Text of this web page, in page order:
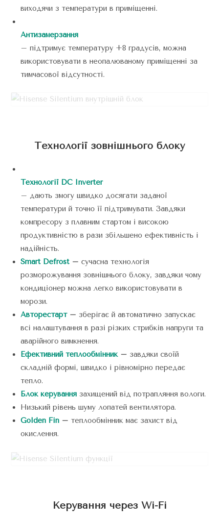
виходячи з температури в приміщенні.
Антизамерзання
– підтримує температуру +8 градусів, можна
використовувати в неопалюваному приміщенні за
тимчасової відсутності.
Технології зовнішнього блоку
Технології DC Inverter
– дають змогу швидко досягати заданої
температури й точно її підтримувати. Завдяки
компресору з плавним стартом і високою
продуктивністю в рази збільшено ефективність і
надійність.
Smart Defrost– сучасна технологія
розморожування зовнішнього блоку, завдяки чому
кондиціонер можна легко використовувати в
морози.
Авторестарт– зберігає й автоматично запускає
всі налаштування в разі різких стрибків напруги та
аварійного вимкнення.
Ефективний теплообмінник– завдяки своїй
складній формі, швидко і рівномірно передає
тепло.
Блок керування захищений від потрапляння вологи.
Низький рівень шуму лопатей вентилятора.
Golden Fin – теплообмінник має захист від
окислення.
Керування через Wi-Fi